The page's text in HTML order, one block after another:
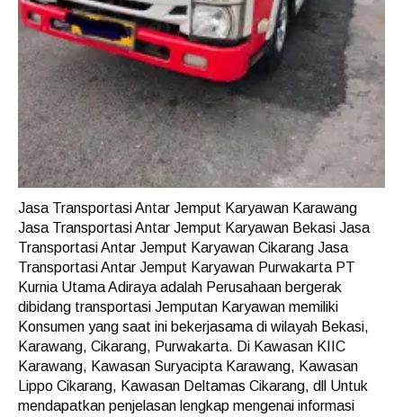
Jasa Transportasi Antar Jemput Karyawan Karawang
Jasa Transportasi Antar Jemput Karyawan Bekasi Jasa
Transportasi Antar Jemput Karyawan Cikarang Jasa
Transportasi Antar Jemput Karyawan Purwakarta PT
Kurnia Utama Adiraya adalah Perusahaan bergerak
dibidang transportasi Jemputan Karyawan memiliki
Konsumen yang saat ini bekerjasama di wilayah Bekasi,
Karawang, Cikarang, Purwakarta. Di Kawasan KIIC
Karawang, Kawasan Suryacipta Karawang, Kawasan
Lippo Cikarang, Kawasan Deltamas Cikarang, dll Untuk
mendapatkan penjelasan lengkap mengenai informasi